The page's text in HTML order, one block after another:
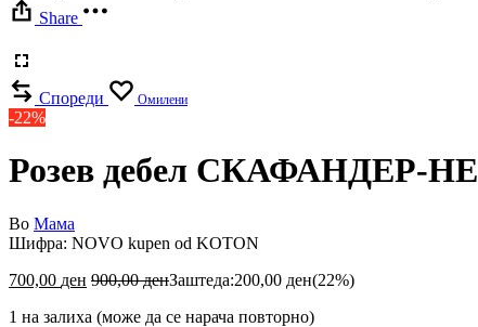
Share
Спореди Омилени
-22%
Розев дебел СКАФАНДЕР-
Во Мама
Шифра: NOVO kupen od KOTON
700,00 ден 900,00денЗаштеда:200,00 ден(22%)
1 на залиха (може да се нарача повторно)